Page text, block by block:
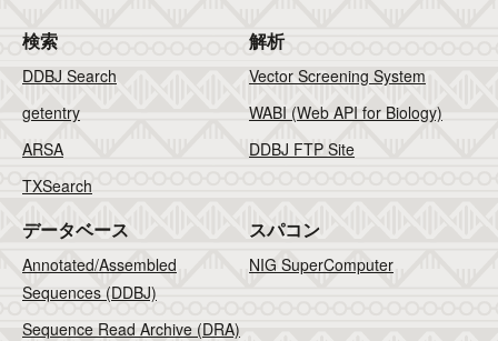
問合せ
English
検索
DDBJ Search
getentry
ARSA
TXSearch
解析
Vector Screening System
WABI (Web API for Biology)
DDBJ FTP Site
データベース
Annotated/Assembled
Sequences (DDBJ)
Sequence Read Archive (DRA)
スパコン
NIG SuperComputer